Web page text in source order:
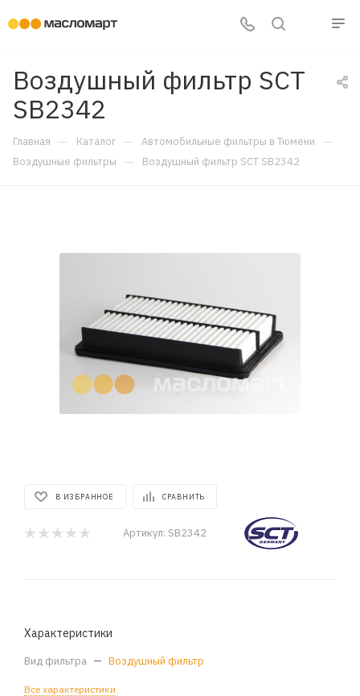
Воздушный фильтр SCT
SB2342
Главная — Каталог — Автомобильные фильтры в Тюмени —
Воздушные фильтры — Воздушный фильтр SCT SB2342
В ИЗБРАННОЕ СРАВНИТЬ
Артикул: SB2342
Характеристики
Вид фильтра — Воздушный фильтр
Все характеристики